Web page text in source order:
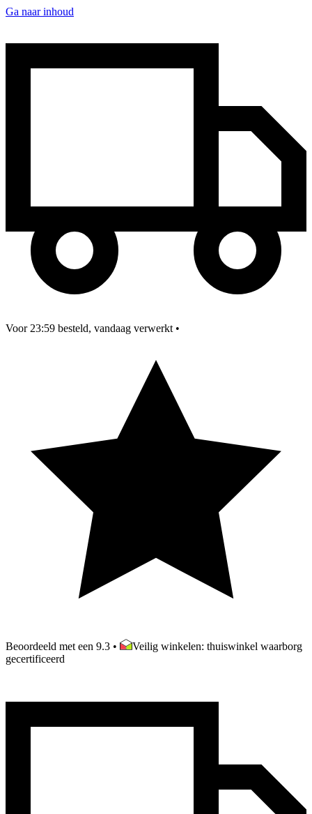
Ga naar inhoud
Voor 23:59 besteld, vandaag verwerkt •
Beoordeeld met een 9.3 •
Veilig winkelen: thuiswinkel waarborg
gecertificeerd